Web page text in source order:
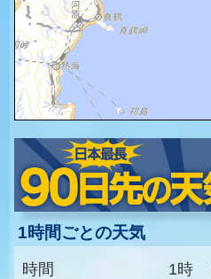
1時間ごとの天気
時間
1時